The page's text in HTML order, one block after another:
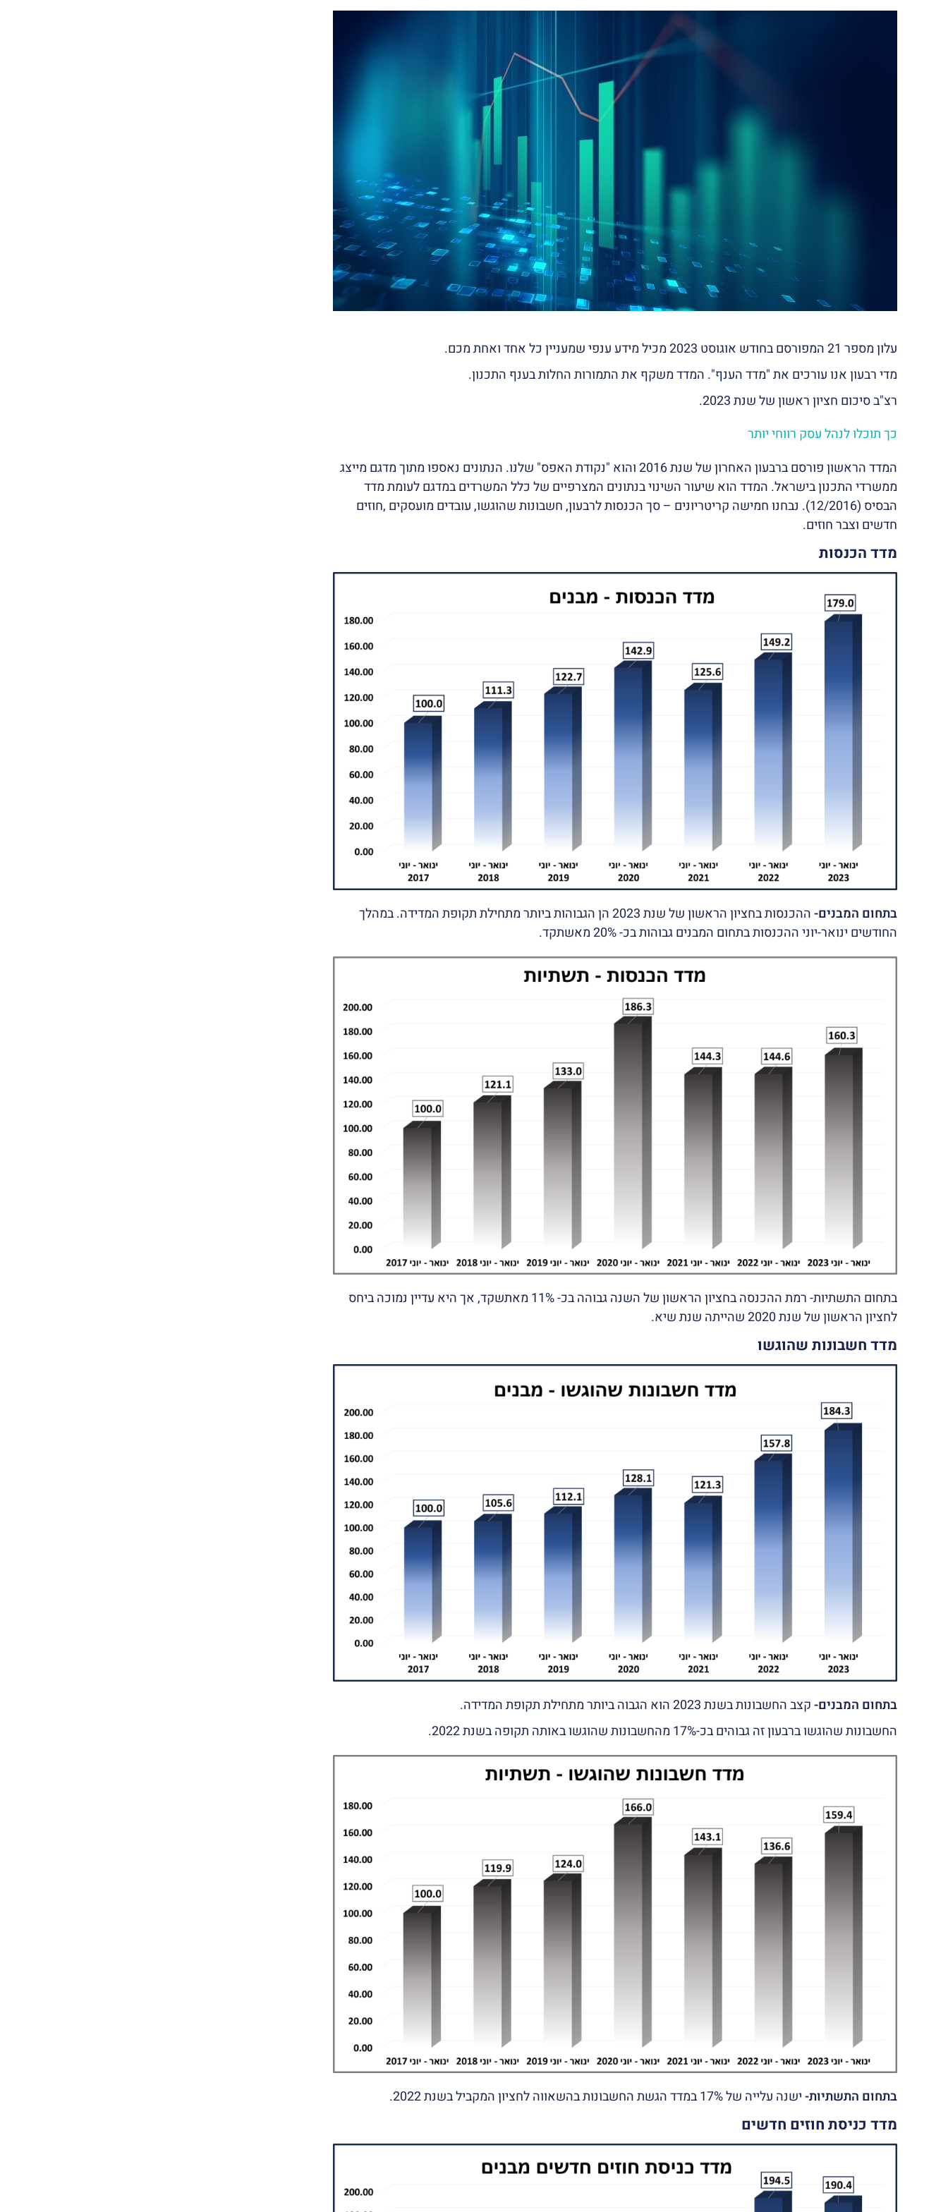
עלון מספר 21 המפורסם בחודש אוגוסט 2023 מכיל מידע ענפי שמעניין כל אחד ואחת מכם.
מדי רבעון אנו עורכים את "מדד הענף". המדד משקף את התמורות החלות בענף התכנון.
רצ"ב סיכום חציון ראשון של שנת 2023.
כך תוכלו לנהל עסק רווחי יותר
המדד הראשון פורסם ברבעון האחרון של שנת 2016 והוא "נקודת האפס" שלנו. הנתונים נאספו מתוך מדגם מייצג
ממשרדי התכנון בישראל. המדד הוא שיעור השינוי בנתונים המצרפיים של כלל המשרדים במדגם לעומת מדד
הבסיס (12/2016). נבחנו חמישה קריטריונים – סך הכנסות לרבעון, חשבונות שהוגשו, עובדים מועסקים ,חוזים
חדשים וצבר חוזים.
מדד הכנסות
בתחום המבנים-
ההכנסות בחציון הראשון של שנת 2023 הן הגבוהות ביותר מתחילת תקופת המדידה. במהלך
החודשים ינואר-יוני ההכנסות בתחום המבנים גבוהות בכ- 20% מאשתקד.
בתחום התשתיות- רמת ההכנסה בחציון הראשון של השנה גבוהה בכ- 11% מאתשקד, אך היא עדיין נמוכה ביחס
לחציון הראשון של שנת 2020 שהייתה שנת שיא.
מדד חשבונות שהוגשו
בתחום המבנים-קצב החשבונות בשנת 2023 הוא הגבוה ביותר מתחילת תקופת המדידה.
החשבונות שהוגשו ברבעון זה גבוהים בכ-17% מהחשבונות שהוגשו באותה תקופה בשנת 2022.
בתחום התשתיות-ישנה עלייה של 17% במדד הגשת החשבונות בהשאווה לחציון המקביל בשנת 2022.
מדד כניסת חוזים חדשים